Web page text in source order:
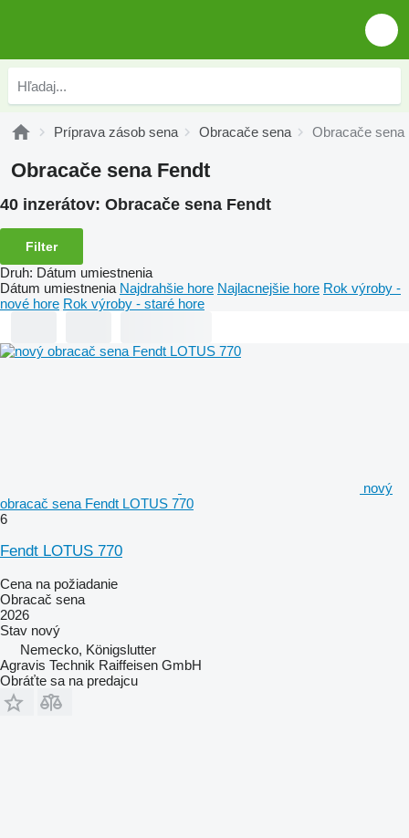
Príprava zásob sena Obracače sena Obracače sena
Obracače sena Fendt
40 inzerátov: Obracače sena Fendt
Filter
Druh: Dátum umiestnenia
Dátum umiestnenia Najdrahšie hore Najlacnejšie hore Rok výroby -
nové hore Rok výroby - staré hore
nový
obracač sena Fendt LOTUS 770
6
Fendt LOTUS 770
Cena na požiadanie
Obracač sena
2026
Stav nový
Nemecko, Königslutter
Agravis Technik Raiffeisen GmbH
Obráťte sa na predajcu